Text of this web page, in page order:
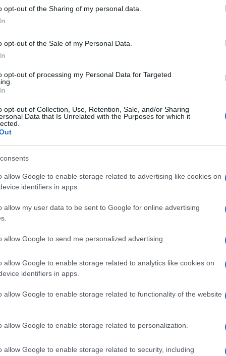
opt-out of the Sharing of my personal data.
opt-out of the Sale of my Personal Data.
opt-out of processing my Personal Data for Targeted
opt-out of Collection, Use, Retention, Sale, and/or Sharing
Data that Is Unrelated with the Purposes for which it
allow Google to enable storage related to advertising like cookies on
identifiers in apps.
allow my user data to be sent to Google for online advertising
allow Google to send me personalized advertising.
allow Google to enable storage related to analytics like cookies on
identifiers in apps.
allow Google to enable storage related to functionality of the website
allow Google to enable storage related to personalization.
allow Google to enable storage related to security, including
γεμάτο με γήινα χρώματα και άνετα έπιπλα
Τουμάση: Τι απαντά για πρώτη
φήμες εγκυμοσύνης
έδωσαν συγχαρητήρια...''
- 16:08
λόγος που ο Αργύρης
και η Σίσσυ Τουμάση
στην Κωνσταντινούπολη